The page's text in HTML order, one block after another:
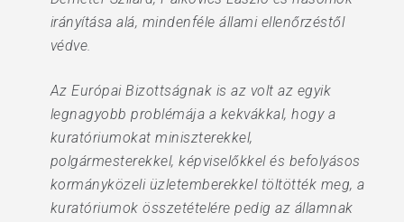
irányítása alá, mindenféle állami ellenőrzéstől
védve.
Az Európai Bizottságnak is az volt az egyik
legnagyobb problémája a kekvákkal, hogy a
kuratóriumokat miniszterekkel,
polgármesterekkel, képviselőkkel és befolyásos
kormányközeli üzletemberekkel töltötték meg, a
kuratóriumok összetételére pedig az államnak